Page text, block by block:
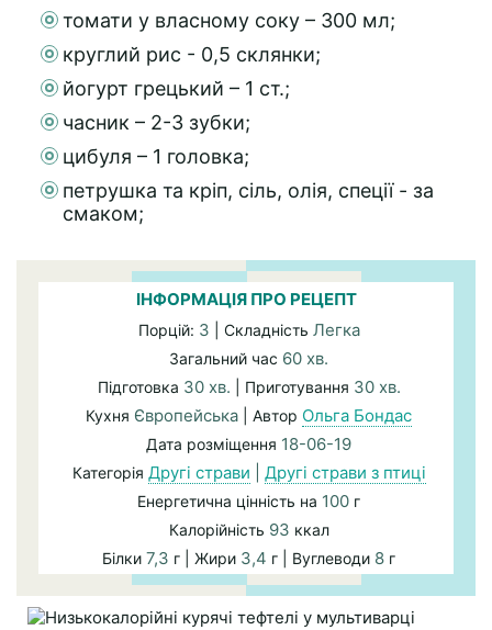
томати у власному соку – 300 мл;
круглий рис - 0,5 склянки;
йогурт грецький – 1 ст.;
часник – 2-3 зубки;
цибуля – 1 головка;
петрушка та кріп, сіль, олія, спеції - за
смаком;
ІНФОРМАЦІЯ ПРО РЕЦЕПТ
Порцій: 3 | Складність Легка
Загальний час 60 хв.
Підготовка 30 хв. | Приготування 30 хв.
Кухня Європейська | Автор Ольга Бондас
Дата розміщення 18-06-19
Категорія Другі страви Другі страви з птиці
Енергетична цінність на 100 г
Калорійність 93 ккал
Білки 7,3 г | Жири 3,4 г | Вуглеводи 8 г